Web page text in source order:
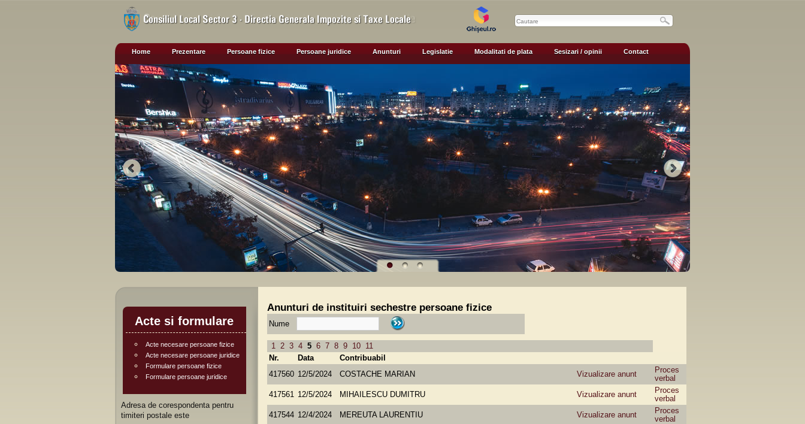
Home Prezentare Persoane fizice Persoane juridice Anunturi Legislatie Modalitati de plata Sesizari / opinii Contact
Acte si formulare
Acte necesare persoane fizice
Acte necesare persoane juridice
Formulare persoane fizice
Formulare persoane juridice
Adresa de corespondenta pentru
timiteri postale este
Anunturi de instituiri sechestre persoane fizice
Nume
1 2 3 4 5 6 7 8 9 10
11
Nr.
Data
Contribuabil
417560 12/5/2024 COSTACHE MARIAN Vizualizare anunt
Proces
verbal
417561 12/5/2024 MIHAILESCU DUMITRU Vizualizare anunt
Proces
verbal
417544 12/4/2024 MEREUTA LAURENTIU Vizualizare anunt
Proces
verbal